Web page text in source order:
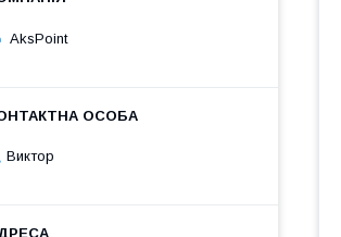
AksPoint
Виктор